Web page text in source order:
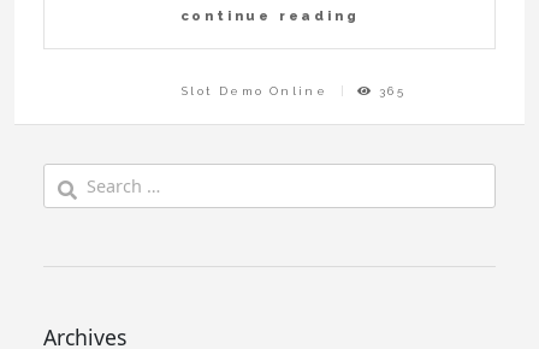
continue reading
Slot Demo Online 365
for:
Archives